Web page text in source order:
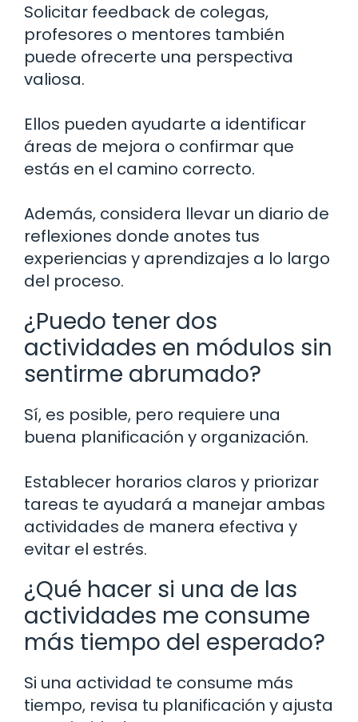
Solicitar feedback de colegas,
profesores o mentores también
puede ofrecerte una perspectiva
valiosa.
Ellos pueden ayudarte a identificar
áreas de mejora o confirmar que
estás en el camino correcto.
Además, considera llevar un diario de
reflexiones donde anotes tus
experiencias y aprendizajes a lo largo
del proceso.
¿Puedo tener dos
actividades en módulos sin
sentirme abrumado?
Sí, es posible, pero requiere una
buena planificación y organización.
Establecer horarios claros y priorizar
tareas te ayudará a manejar ambas
actividades de manera efectiva y
evitar el estrés.
¿Qué hacer si una de las
actividades me consume
más tiempo del esperado?
Si una actividad te consume más
tiempo, revisa tu planificación y ajusta